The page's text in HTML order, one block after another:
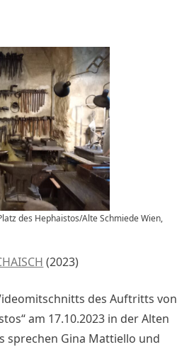
des Hephaistos/Alte Schmiede Wien,
(2023)
des Auftritts von
am 17.10.2023 in der Alten
sprechen Gina Mattiello und